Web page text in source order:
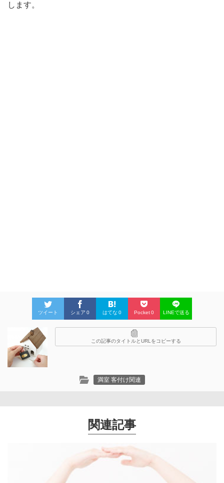
します。
ツイート シェア 0 はてな 0 Pocket0 LINEで送る
この記事のタイトルとURLをコピーする
満室 客付け関連
関連記事